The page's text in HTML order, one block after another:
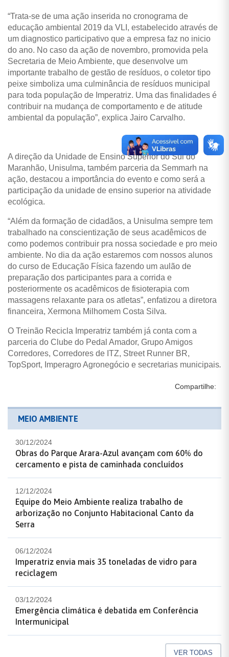
“Trata-se de uma ação inserida no cronograma de
educação ambiental 2019 da VLI, estabelecido através de
um diagnostico participativo que a empresa faz no inicio
do ano. No caso da ação de novembro, promovida pela
Secretaria de Meio Ambiente, que desenvolve um
importante trabalho de gestão de resíduos, o coletor tipo
peixe simboliza uma culminância de resíduos municipal
para toda população de Imperatriz. Uma das finalidades é
contribuir na mudança de comportamento e de atitude
ambiental da população”, explica Jairo Carvalho.
A direção da Unidade de Ensino Superior do Sul do
Maranhão, Unisulma, também parceria da Semmarh na
ação, destacou a importância do evento e como será a
participação da unidade de ensino superior na atividade
ecológica.
“Além da formação de cidadãos, a Unisulma sempre tem
trabalhado na conscientização de seus acadêmicos de
como podemos contribuir pra nossa sociedade e pro meio
ambiente. No dia da ação estaremos com nossos alunos
do curso de Educação Física fazendo um aulão de
preparação dos participantes para a corrida e
posteriormente os acadêmicos de fisioterapia com
massagens relaxante para os atletas”, enfatizou a diretora
financeira, Xermona Milhomem Costa Silva.
O Treinão Recicla Imperatriz também já conta com a
parceria do Clube do Pedal Amador, Grupo Amigos
Corredores, Corredores de ITZ, Street Runner BR,
TopSport, Imperagro Agronegócio e secretarias municipais.
Compartilhe:
MEIO AMBIENTE
30/12/2024
Obras do Parque Arara-Azul avançam com 60% do
cercamento e pista de caminhada concluídos
12/12/2024
Equipe do Meio Ambiente realiza trabalho de
arborização no Conjunto Habitacional Canto da
Serra
06/12/2024
Imperatriz envia mais 35 toneladas de vidro para
reciclagem
03/12/2024
Emergência climática é debatida em Conferência
Intermunicipal
VER TODAS